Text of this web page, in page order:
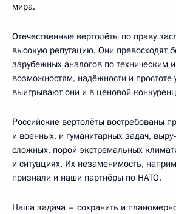
мира.
Отечественные вертолёты по праву
высокую репутацию. Они превосходят
зарубежных аналогов по техническим
возможностям, надёжности и простоте
выигрывают они и в ценовой
Российские вертолёты востребованы
и военных, и гуманитарных задач,
сложных, порой экстремальных
и ситуациях. Их незаменимость,
признали и наши партнёры по НАТО.
Наша задача – сохранить и